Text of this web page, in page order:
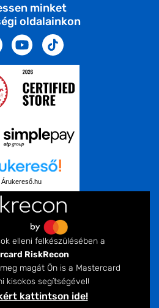
minket
oldalainkon
Árukereső.hu
elleni felkészülésében a
RiskRecon
magát Ön is a Mastercard
kisokos segítségével!
kattintson ide!